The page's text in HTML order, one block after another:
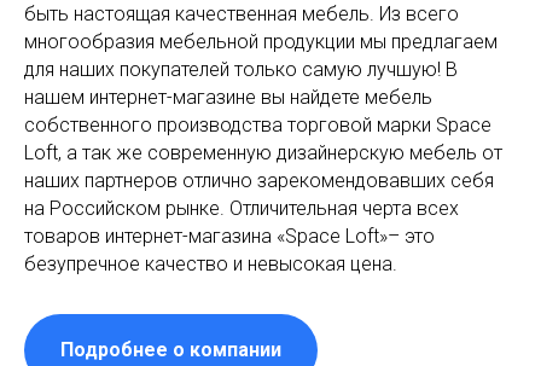
быть настоящая качественная мебель. Из всего
многообразия мебельной продукции мы предлагаем
для наших покупателей только самую лучшую! В
нашем интернет-магазине вы найдете мебель
собственного производства торговой марки Space
Loft, а так же современную дизайнерскую мебель от
наших партнеров отлично зарекомендовавших себя
на Российском рынке. Отличительная черта всех
товаров интернет-магазина «Space Loft»– это
безупречное качество и невысокая цена.
Подробнее о компании